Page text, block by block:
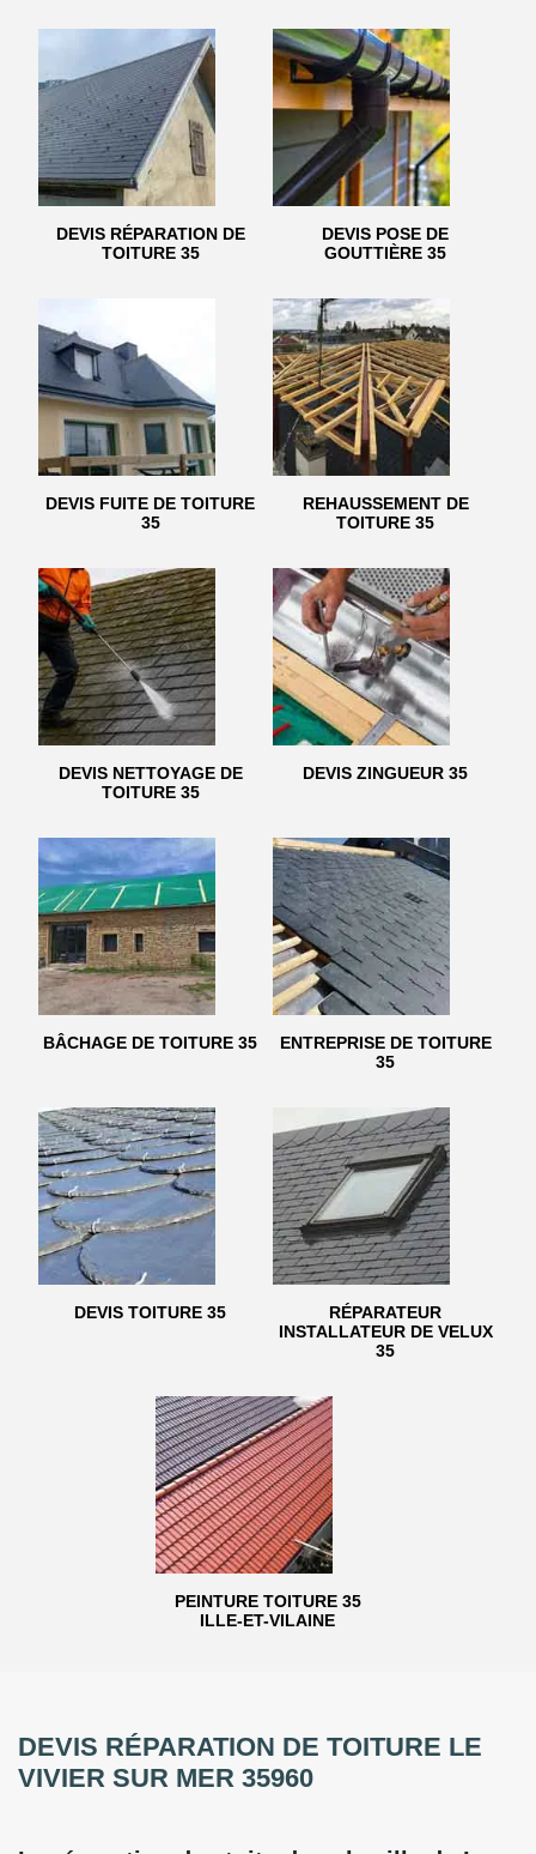
DEVIS RÉPARATION DE
TOITURE 35
DEVIS POSE DE
GOUTTIÈRE 35
DEVIS FUITE DE TOITURE
35
REHAUSSEMENT DE
TOITURE 35
DEVIS NETTOYAGE DE
TOITURE 35
DEVIS ZINGUEUR 35
BÂCHAGE DE TOITURE 35
ENTREPRISE DE TOITURE
35
DEVIS TOITURE 35
RÉPARATEUR
INSTALLATEUR DE VELUX
35
PEINTURE TOITURE 35
ILLE-ET-VILAINE
DEVIS RÉPARATION DE TOITURE LE
VIVIER SUR MER 35960